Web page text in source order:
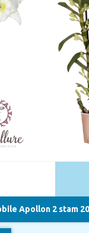
Apollon 2 stam